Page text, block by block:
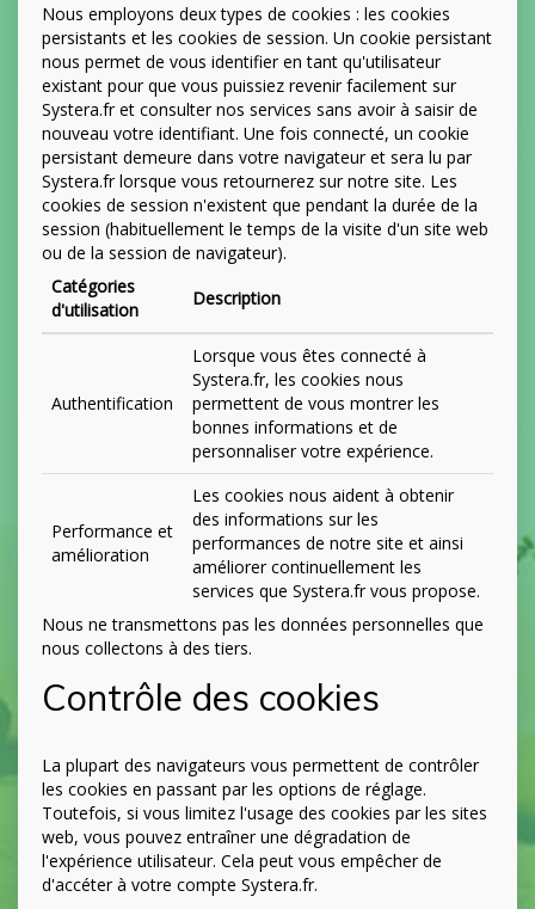
Nous employons deux types de cookies : les cookies
persistants et les cookies de session. Un cookie persistant
nous permet de vous identifier en tant qu'utilisateur
existant pour que vous puissiez revenir facilement sur
Systera.fr et consulter nos services sans avoir à saisir de
nouveau votre identifiant. Une fois connecté, un cookie
persistant demeure dans votre navigateur et sera lu par
Systera.fr lorsque vous retournerez sur notre site. Les
cookies de session n'existent que pendant la durée de la
session (habituellement le temps de la visite d'un site web
ou de la session de navigateur).
Catégories
d'utilisation
Description
Authentification
Lorsque vous êtes connecté à
Systera.fr, les cookies nous
permettent de vous montrer les
bonnes informations et de
personnaliser votre expérience.
Performance et
amélioration
Les cookies nous aident à obtenir
des informations sur les
performances de notre site et ainsi
améliorer continuellement les
services que Systera.fr vous propose.
Nous ne transmettons pas les données personnelles que
nous collectons à des tiers.
Contrôle des cookies
La plupart des navigateurs vous permettent de contrôler
les cookies en passant par les options de réglage.
Toutefois, si vous limitez l'usage des cookies par les sites
web, vous pouvez entraîner une dégradation de
l'expérience utilisateur. Cela peut vous empêcher de
d'accéter à votre compte Systera.fr.